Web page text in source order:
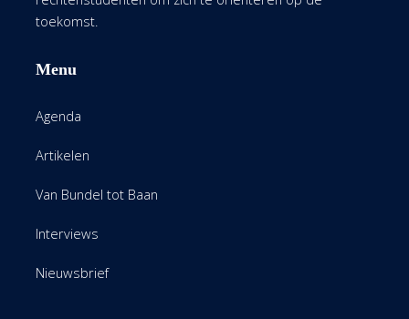
toekomst.
Menu
Agenda
Artikelen
Van Bundel tot Baan
Interviews
Nieuwsbrief